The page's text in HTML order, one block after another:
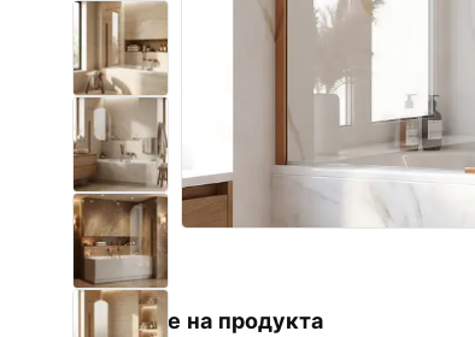
Вани и Паравани
Смесители за баня
Душ панели
Кухня
Аксесоари и мебели за баня
Описание на продукта